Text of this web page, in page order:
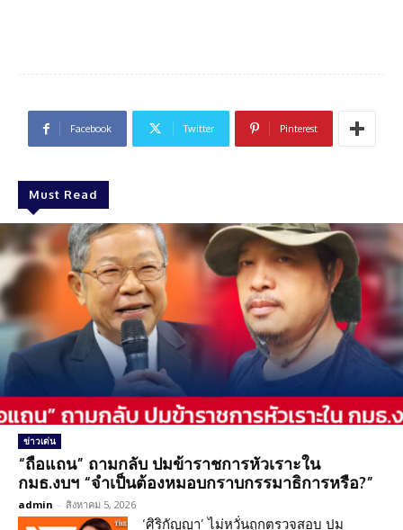
Facebook Twitter Pinterest
Must Read
ข่าวเด่น
“ถือแถน” ถามกลับ ปมข้าราชการหัวเราะใน
กมธ.งบฯ “จำเป็นต้องหมอบกราบกรรมาธิการหรือ?”
admin - สิงหาคม 5, 2026
‘ศิริกัญญา’ ไม่หวั่นถูกตรวจสอบ ปม